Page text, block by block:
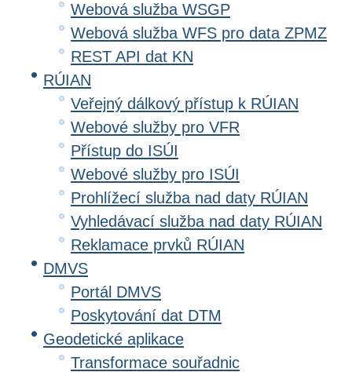
Webová služba WSGP
Webová služba WFS pro data ZPMZ
REST API dat KN
RÚIAN
Veřejný dálkový přístup k RÚIAN
Webové služby pro VFR
Přístup do ISÚI
Webové služby pro ISÚI
Prohlížecí služba nad daty RÚIAN
Vyhledávací služba nad daty RÚIAN
Reklamace prvků RÚIAN
DMVS
Portál DMVS
Poskytování dat DTM
Geodetické aplikace
Transformace souřadnic